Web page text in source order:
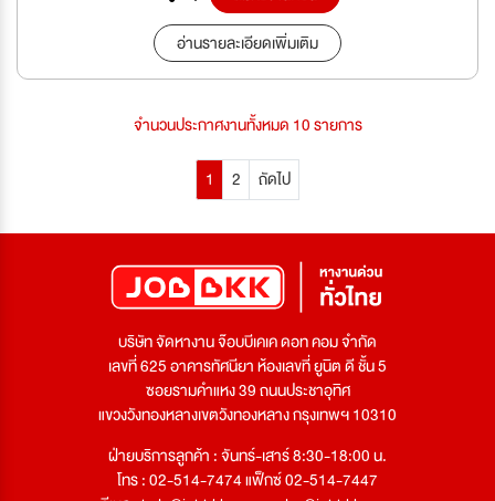
อ่านรายละเอียดเพิ่มเติม
จำนวนประกาศงานทั้งหมด 10 รายการ
1 2 ถัดไป
บริษัท จัดหางาน จ๊อบบีเคเค ดอท คอม จำกัด
เลขที่ 625 อาคารทัศนียา ห้องเลขที่ ยูนิต ดี ชั้น 5
ซอยรามคำแหง 39 ถนนประชาอุทิศ
แขวงวังทองหลางเขตวังทองหลาง กรุงเทพฯ 10310
ฝ่ายบริการลูกค้า : จันทร์-เสาร์ 8:30-18:00 น.
โทร : 02-514-7474 แฟ็กซ์ 02-514-7447